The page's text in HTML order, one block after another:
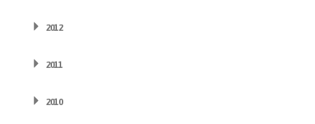
2012
2011
2010